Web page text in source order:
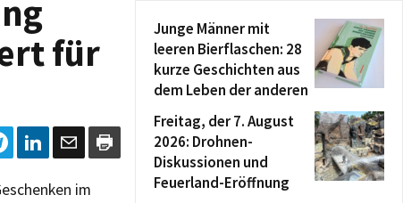
für
im
Junge Männer mit
leeren Bierflaschen: 28
kurze Geschichten aus
dem Leben der anderen
Freitag, der 7. August
2026: Drohnen-
Diskussionen und
Feuerland-Eröffnung